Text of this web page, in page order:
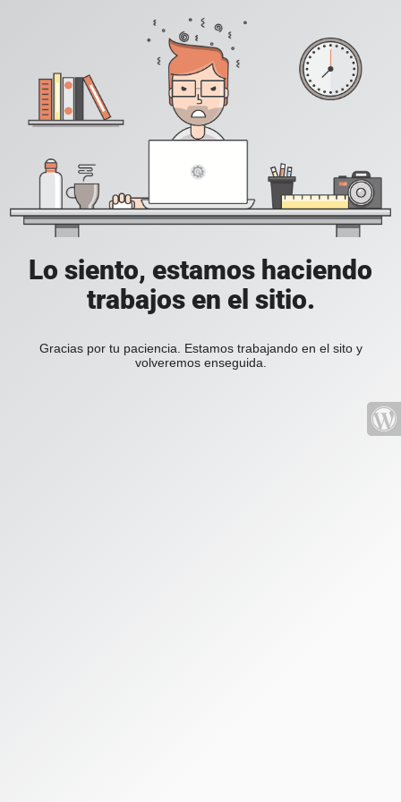
Lo siento, estamos haciendo
trabajos en el sitio.
Gracias por tu paciencia. Estamos trabajando en el sito y
volveremos enseguida.